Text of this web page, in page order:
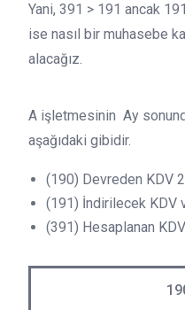
Yani, 391 > 191 ancak
ise nasıl bir muhasebe
alacağız.
A işletmesinin Ay
aşağıdaki gibidir.
(190) Devreden KDV
(191) İndirilecek KDV
(391) Hesaplanan